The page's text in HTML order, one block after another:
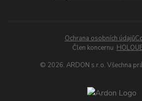
Ochrana osobních údajů
Člen koncernu
© 2026. ARDON s.r.o. Všechna